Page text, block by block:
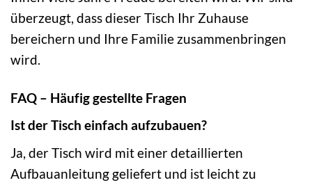
überzeugt, dass dieser Tisch Ihr Zuhause
bereichern und Ihre Familie zusammenbringen
wird.
FAQ – Häufig gestellte Fragen
Ist der Tisch einfach aufzubauen?
Ja, der Tisch wird mit einer detaillierten
Aufbauanleitung geliefert und ist leicht zu